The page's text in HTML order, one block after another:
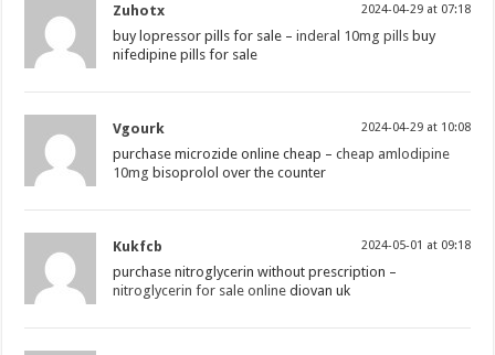
Zuhotx 2024-04-29 at 07:18
buy lopressor pills for sale –inderal 10mg pills buy
nifedipine pills for sale
Vgourk 2024-04-29 at 10:08
purchase microzide online cheap –cheap amlodipine
10mg bisoprolol over the counter
Kukfcb 2024-05-01 at 09:18
purchase nitroglycerin without prescription –
nitroglycerin for sale online diovan uk